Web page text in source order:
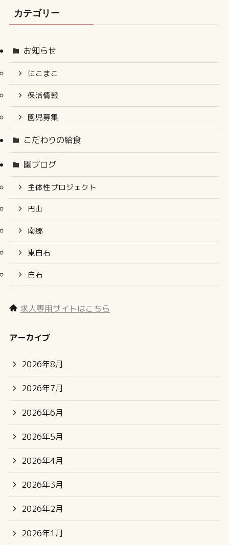
カテゴリー
お知らせ
にこまこ
保活情報
園児募集
こだわりの給食
園ブログ
主体性プロジェクト
円山
南郷
東白石
白石
求人専用サイトはこちら
アーカイブ
2026年8月
2026年7月
2026年6月
2026年5月
2026年4月
2026年3月
2026年2月
2026年1月